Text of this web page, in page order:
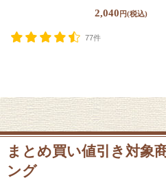
2,040 円(税込)
77件
まとめ買い値引き対象
ング